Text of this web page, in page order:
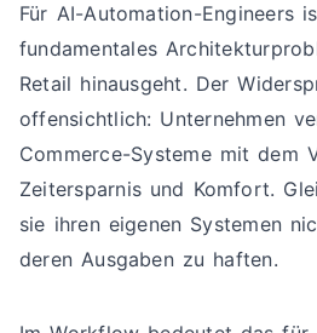
Für AI-Automation-Engineers
fundamentales
Retail hinausgeht. Der
offensichtlich: Unternehmen
Commerce-Systeme mit dem
Zeitersparnis und Komfort.
sie ihren eigenen Systemen
deren Ausgaben zu haften.